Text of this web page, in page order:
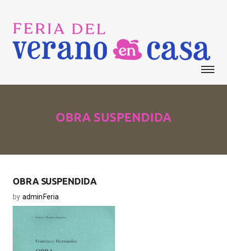
OBRA SUSPENDIDA
OBRA SUSPENDIDA
by adminFeria